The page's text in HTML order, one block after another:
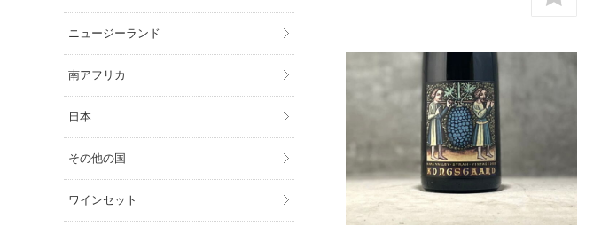
ニュージーランド
南アフリカ
日本
その他の国
ワインセット